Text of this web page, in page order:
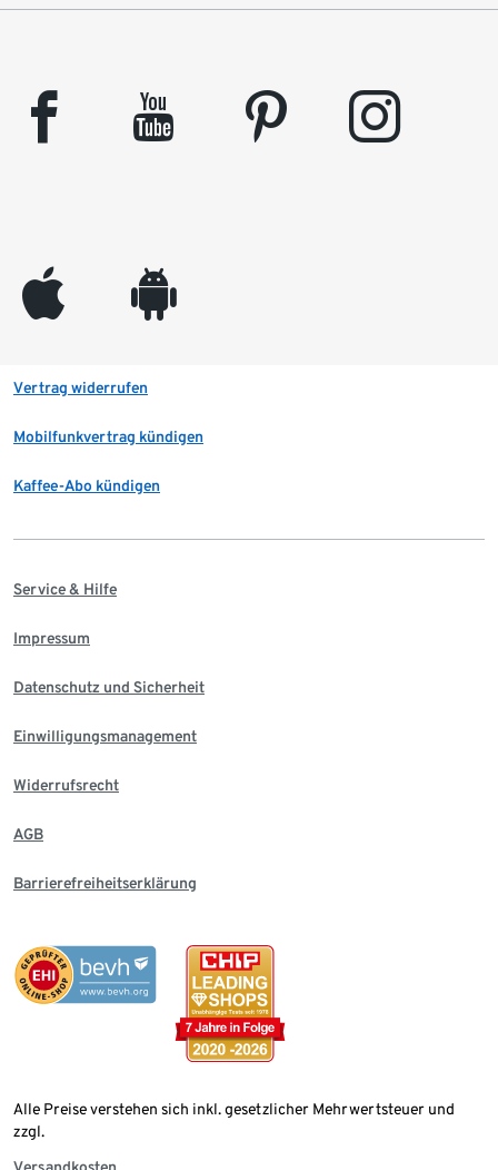
facebook youtube pinterest instagram
appleinc android
Vertrag widerrufen
Mobilfunkvertrag kündigen
Kaffee-Abo kündigen
Service & Hilfe
Impressum
Datenschutz und Sicherheit
Einwilligungsmanagement
Widerrufsrecht
AGB
Barrierefreiheitserklärung
Alle Preise verstehen sich inkl. gesetzlicher Mehrwertsteuer und
zzgl.
Versandkosten